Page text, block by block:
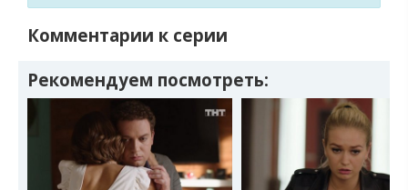
Комментарии к серии
Рекомендуем посмотреть: